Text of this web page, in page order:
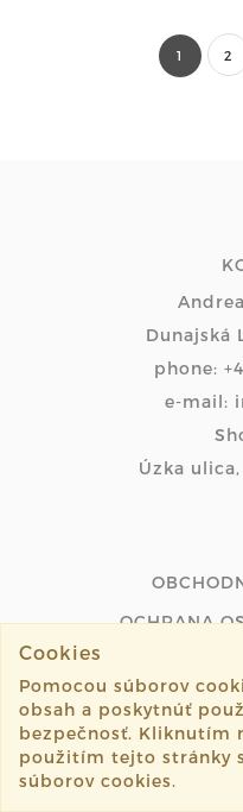
1 2
Dunajská
phone:
e-mail:
Úzka
OCHRANA
ODSTÚPIŤ
Cookies
Pomocou súborov
obsah a poskytnúť
bezpečnosť. Kliknutím
použitím tejto stránky
súborov cookies.